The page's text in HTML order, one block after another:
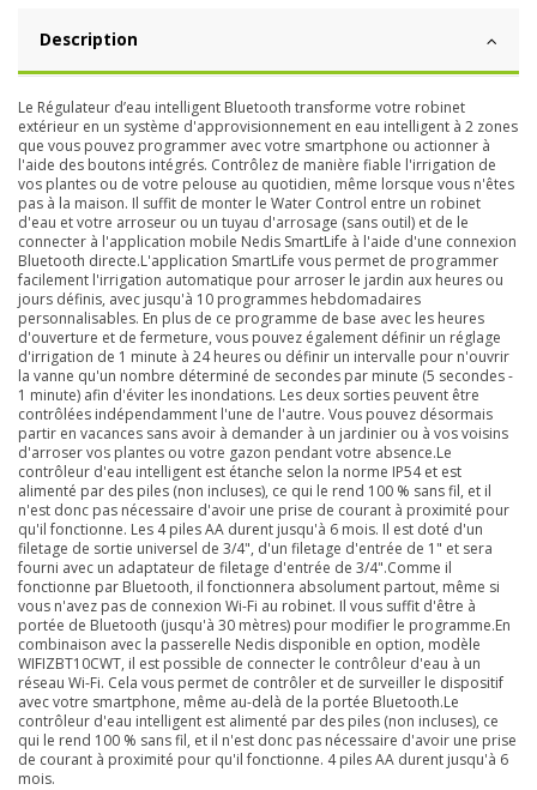
Description
Le Régulateur d’eau intelligent Bluetooth transforme votre robinet
extérieur en un système d'approvisionnement en eau intelligent à 2 zones
que vous pouvez programmer avec votre smartphone ou actionner à
l'aide des boutons intégrés. Contrôlez de manière fiable l'irrigation de
vos plantes ou de votre pelouse au quotidien, même lorsque vous n'êtes
pas à la maison. Il suffit de monter le Water Control entre un robinet
d'eau et votre arroseur ou un tuyau d'arrosage (sans outil) et de le
connecter à l'application mobile Nedis SmartLife à l'aide d'une connexion
Bluetooth directe.L'application SmartLife vous permet de programmer
facilement l'irrigation automatique pour arroser le jardin aux heures ou
jours définis, avec jusqu'à 10 programmes hebdomadaires
personnalisables. En plus de ce programme de base avec les heures
d'ouverture et de fermeture, vous pouvez également définir un réglage
d'irrigation de 1 minute à 24 heures ou définir un intervalle pour n'ouvrir
la vanne qu'un nombre déterminé de secondes par minute (5 secondes -
1 minute) afin d'éviter les inondations. Les deux sorties peuvent être
contrôlées indépendamment l'une de l'autre. Vous pouvez désormais
partir en vacances sans avoir à demander à un jardinier ou à vos voisins
d'arroser vos plantes ou votre gazon pendant votre absence.Le
contrôleur d'eau intelligent est étanche selon la norme IP54 et est
alimenté par des piles (non incluses), ce qui le rend 100 % sans fil, et il
n'est donc pas nécessaire d'avoir une prise de courant à proximité pour
qu'il fonctionne. Les 4 piles AA durent jusqu'à 6 mois. Il est doté d'un
filetage de sortie universel de 3/4", d'un filetage d'entrée de 1" et sera
fourni avec un adaptateur de filetage d'entrée de 3/4".Comme il
fonctionne par Bluetooth, il fonctionnera absolument partout, même si
vous n'avez pas de connexion Wi-Fi au robinet. Il vous suffit d'être à
portée de Bluetooth (jusqu'à 30 mètres) pour modifier le programme.En
combinaison avec la passerelle Nedis disponible en option, modèle
WIFIZBT10CWT, il est possible de connecter le contrôleur d'eau à un
réseau Wi-Fi. Cela vous permet de contrôler et de surveiller le dispositif
avec votre smartphone, même au-delà de la portée Bluetooth.Le
contrôleur d'eau intelligent est alimenté par des piles (non incluses), ce
qui le rend 100 % sans fil, et il n'est donc pas nécessaire d'avoir une prise
de courant à proximité pour qu'il fonctionne. 4 piles AA durent jusqu'à 6
mois.